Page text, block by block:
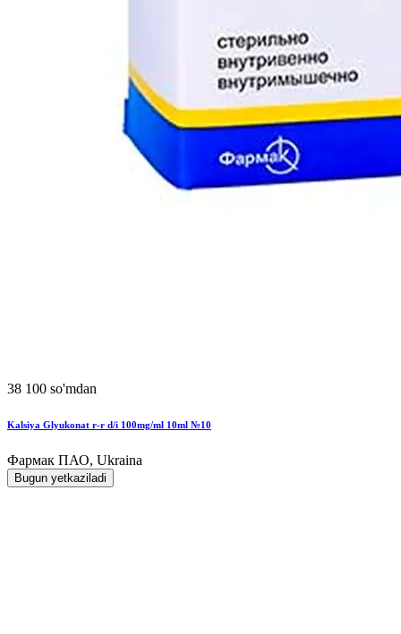
38 100 so'mdan
Kalsiya Glyukonat r-r d/i 100mg/ml 10ml №10
Фармак ПАО, Ukraina
Bugun yetkaziladi